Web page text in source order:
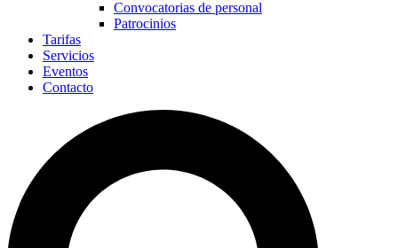
Convocatorias de personal
Patrocinios
Tarifas
Servicios
Eventos
Contacto